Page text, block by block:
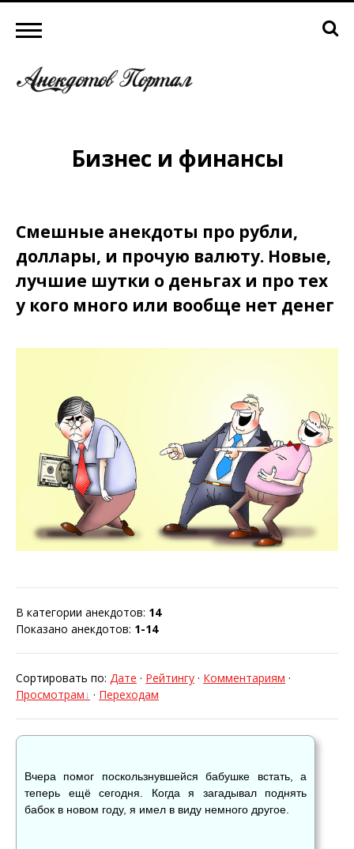
Бизнес и финансы
Смешные анекдоты про рубли,
доллары, и прочую валюту. Новые,
лучшие шутки о деньгах и про тех
у кого много или вообще нет денег
В категории анекдотов: 14
Показано анекдотов: 1-14
Сортировать по: Дате · Рейтингу · Комментариям ·
Просмотрам
· Переходам
Вчера помог поскользнувшейся бабушке встать, а
теперь ещё сегодня. Когда я загадывал поднять
бабок в новом году, я имел в виду немного другое.